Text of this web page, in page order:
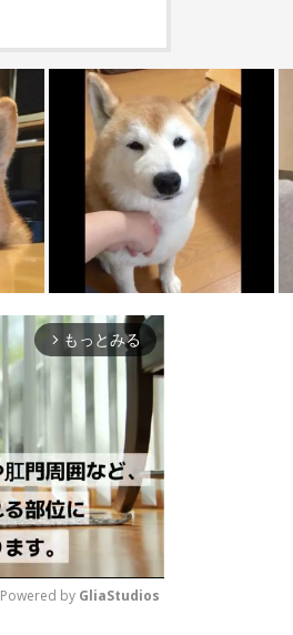
arrow_forward_ios もっとみる
Powered by GliaStudios